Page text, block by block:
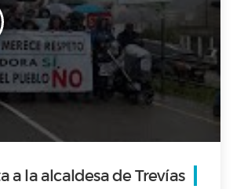
“La monarquía asturiana (Los Reyes de hace la tira)”
Los superhábitos de la salud
a la alcaldesa de Trevías